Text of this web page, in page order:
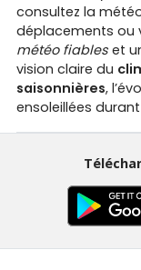
consultez la
déplacements ou
météo fiables et
vision claire du
saisonnières,
ensoleillées